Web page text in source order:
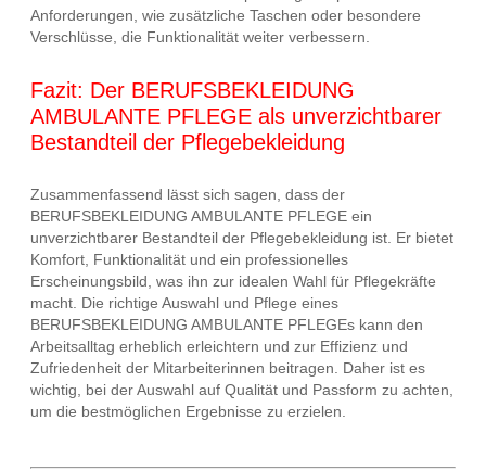
Anforderungen, wie zusätzliche Taschen oder besondere
Verschlüsse, die Funktionalität weiter verbessern.
Fazit: Der BERUFSBEKLEIDUNG
AMBULANTE PFLEGE als unverzichtbarer
Bestandteil der Pflegebekleidung
Zusammenfassend lässt sich sagen, dass der
BERUFSBEKLEIDUNG AMBULANTE PFLEGE ein
unverzichtbarer Bestandteil der Pflegebekleidung ist. Er bietet
Komfort, Funktionalität und ein professionelles
Erscheinungsbild, was ihn zur idealen Wahl für Pflegekräfte
macht. Die richtige Auswahl und Pflege eines
BERUFSBEKLEIDUNG AMBULANTE PFLEGEs kann den
Arbeitsalltag erheblich erleichtern und zur Effizienz und
Zufriedenheit der Mitarbeiterinnen beitragen. Daher ist es
wichtig, bei der Auswahl auf Qualität und Passform zu achten,
um die bestmöglichen Ergebnisse zu erzielen.